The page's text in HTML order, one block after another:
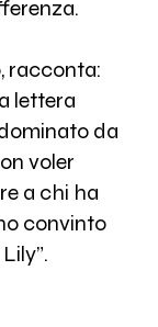
racconta:
lettera
da
voler
a chi ha
convinto